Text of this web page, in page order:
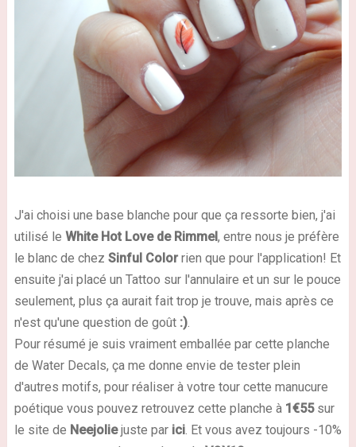
J'ai choisi une base blanche pour que ça ressorte bien, j'ai
utilisé le White Hot Love de Rimmel, entre nous je préfère
le blanc de chez Sinful Colorrien que pour l'application! Et
ensuite j'ai placé un Tattoo sur l'annulaire et un sur le pouce
seulement, plus ça aurait fait trop je trouve, mais après ce
n'est qu'une question de goût:).
Pour résumé je suis vraiment emballée par cette planche
de Water Decals, ça me donne envie de tester plein
d'autres motifs, pour réaliser à votre tour cette manucure
poétique vous pouvez retrouvez cette planche à 1€55sur
le site de Neejoliejuste par ici. Et vous avez toujours -10%